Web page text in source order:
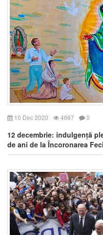
10 Dec 2020 4667 0
12 decembrie: indulgență
de ani de la Încoronarea